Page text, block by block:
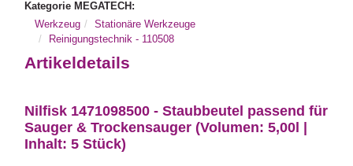
Kategorie MEGATECH:
Werkzeug
Stationäre Werkzeuge
Reinigungstechnik - 110508
Artikeldetails
Nilfisk 1471098500 - Staubbeutel passend für
Sauger & Trockensauger (Volumen: 5,00l |
Inhalt: 5 Stück)